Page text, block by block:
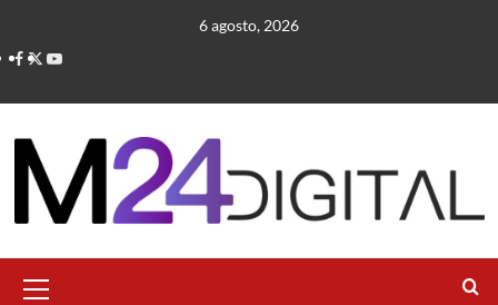
contenido
6 agosto, 2026
primario